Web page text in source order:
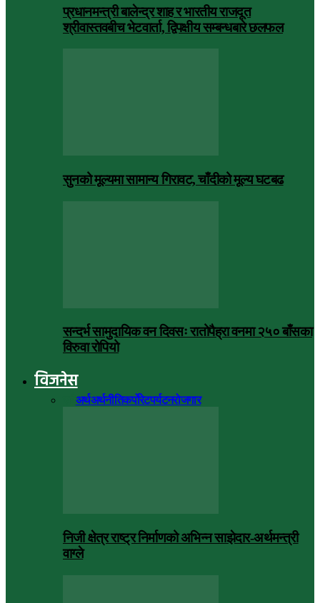
प्रधानमन्त्री बालेन्द्र शाह र भारतीय राजदूत
श्रीवास्तवबीच भेटवार्ता, द्विपक्षीय सम्बन्धबारे छलफल
सुनको मूल्यमा सामान्य गिरावट, चाँदीको मूल्य घटबढ
सन्दर्भ सामुदायिक वन दिवसः रातोपैह्रा वनमा २५० बाँसका
विरुवा रोपियो
विजनेस
अर्थअर्थनीतिकर्पोरेटपर्यटनरोजगार
निजी क्षेत्र राष्ट्र निर्माणको अभिन्न साझेदार-अर्थमन्त्री
वाग्ले